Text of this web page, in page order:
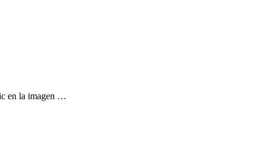
en la imagen …